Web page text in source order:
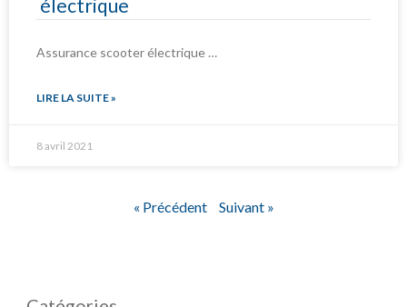
électrique
Assurance scooter électrique …
LIRE LA SUITE »
8 avril 2021
« Précédent Suivant »